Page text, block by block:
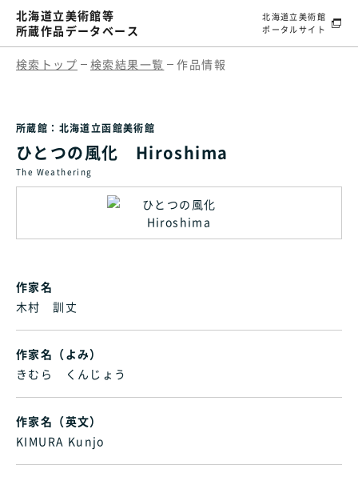
北海道立美術館等
所蔵作品データベース
北海道立美術館
ポータルサイト
検索トップ 検索結果一覧 作品情報
所蔵館：北海道立函館美術館
ひとつの風化 Hiroshima
The Weathering
作家名
木村 訓丈
作家名（よみ）
きむら くんじょう
作家名（英文）
KIMURA Kunjo